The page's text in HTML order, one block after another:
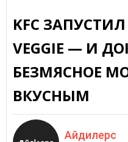
KFC
VEGGIE — И
БЕЗМЯСНОЕ
ВКУСНЫМ
Айдилерс